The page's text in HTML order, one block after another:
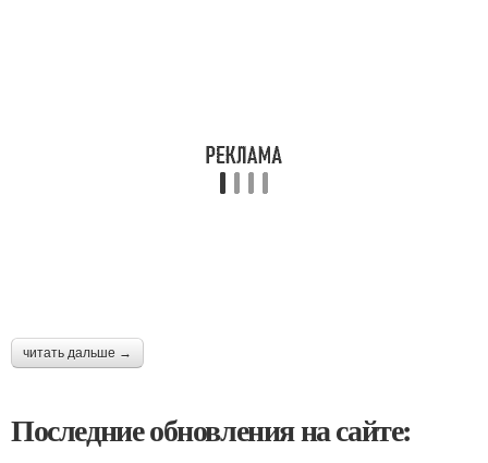
читать дальше →
Последние обновления на сайте: